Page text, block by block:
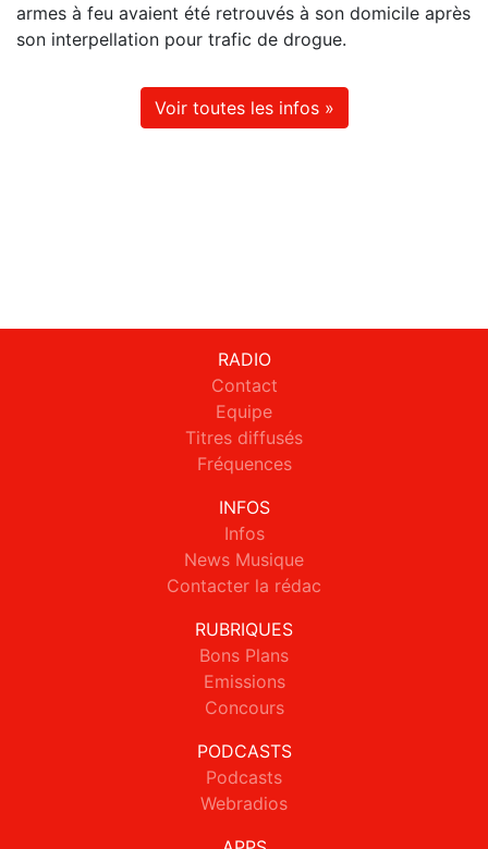
armes à feu avaient été retrouvés à son domicile après
son interpellation pour trafic de drogue.
Voir toutes les infos »
RADIO
Contact
Equipe
Titres diffusés
Fréquences
INFOS
Infos
News Musique
Contacter la rédac
RUBRIQUES
Bons Plans
Emissions
Concours
PODCASTS
Podcasts
Webradios